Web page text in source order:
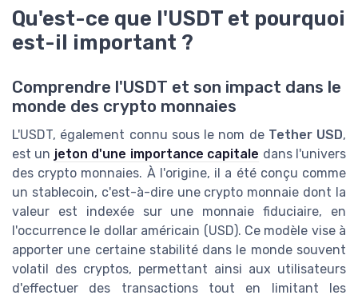
Qu'est-ce que l'USDT et pourquoi
est-il important ?
Comprendre l'USDT et son impact dans le
monde des crypto monnaies
L'USDT, également connu sous le nom de Tether USD,
est un jeton d'une importance capitale dans l'univers
des crypto monnaies. À l'origine, il a été conçu comme
un stablecoin, c'est-à-dire une crypto monnaie dont la
valeur est indexée sur une monnaie fiduciaire, en
l'occurrence le dollar américain (USD). Ce modèle vise à
apporter une certaine stabilité dans le monde souvent
volatil des cryptos, permettant ainsi aux utilisateurs
d'effectuer des transactions tout en limitant les